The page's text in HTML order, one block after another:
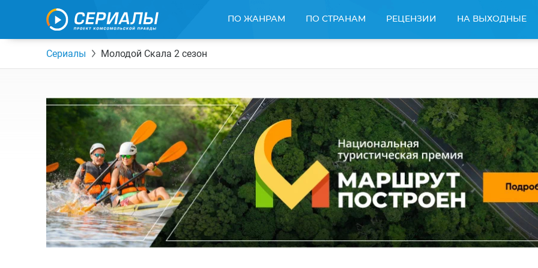
ПО ЖАНРАМ ПО СТРАНАМ РЕЦЕНЗИИ НА ВЫХОДНЫЕ
Сериалы Молодой Скала 2 сезон